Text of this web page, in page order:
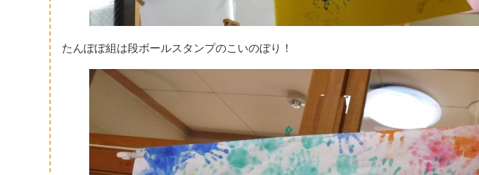
たんぽぽ組は段ボールスタンプのこいのぼり！